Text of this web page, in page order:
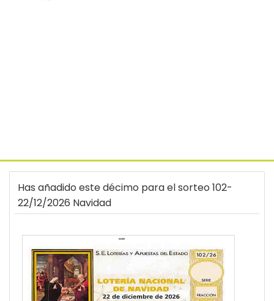
Has añadido este décimo para el sorteo 102-
22/12/2026 Navidad
66286